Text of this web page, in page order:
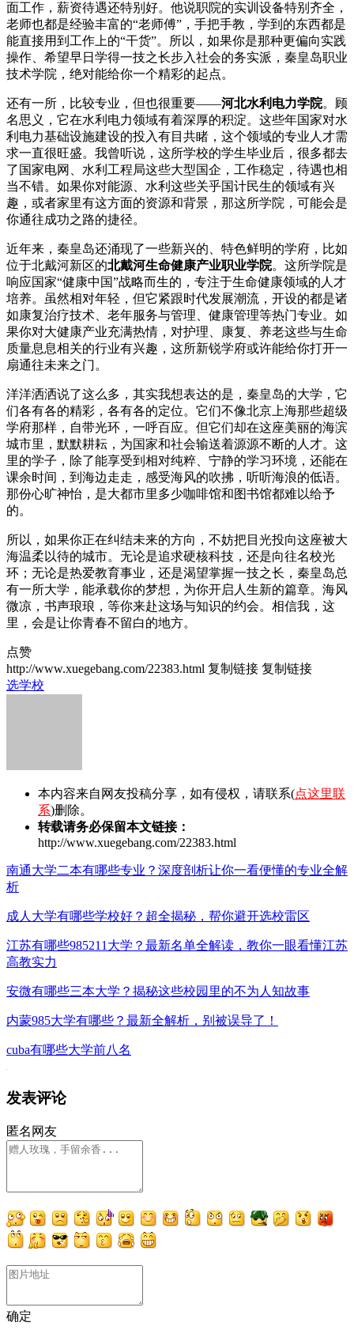
面工作，薪资待遇还特别好。他说职院的实训设备特别齐全，
老师也都是经验丰富的“老师傅”，手把手教，学到的东西都是
能直接用到工作上的“干货”。所以，如果你是那种更偏向实践
操作、希望早日学得一技之长步入社会的务实派，秦皇岛职业
技术学院，绝对能给你一个精彩的起点。
还有一所，比较专业，但也很重要——河北水利电力学院。顾
名思义，它在水利电力领域有着深厚的积淀。这些年国家对水
利电力基础设施建设的投入有目共睹，这个领域的专业人才需
求一直很旺盛。我曾听说，这所学校的学生毕业后，很多都去
了国家电网、水利工程局这些大型国企，工作稳定，待遇也相
当不错。如果你对能源、水利这些关乎国计民生的领域有兴
趣，或者家里有这方面的资源和背景，那这所学院，可能会是
你通往成功之路的捷径。
近年来，秦皇岛还涌现了一些新兴的、特色鲜明的学府，比如
位于北戴河新区的北戴河生命健康产业职业学院。这所学院是
响应国家“健康中国”战略而生的，专注于生命健康领域的人才
培养。虽然相对年轻，但它紧跟时代发展潮流，开设的都是诸
如康复治疗技术、老年服务与管理、健康管理等热门专业。如
果你对大健康产业充满热情，对护理、康复、养老这些与生命
质量息息相关的行业有兴趣，这所新锐学府或许能给你打开一
扇通往未来之门。
洋洋洒洒说了这么多，其实我想表达的是，秦皇岛的大学，它
们各有各的精彩，各有各的定位。它们不像北京上海那些超级
学府那样，自带光环，一呼百应。但它们却在这座美丽的海滨
城市里，默默耕耘，为国家和社会输送着源源不断的人才。这
里的学子，除了能享受到相对纯粹、宁静的学习环境，还能在
课余时间，到海边走走，感受海风的吹拂，听听海浪的低语。
那份心旷神怡，是大都市里多少咖啡馆和图书馆都难以给予
的。
所以，如果你正在纠结未来的方向，不妨把目光投向这座被大
海温柔以待的城市。无论是追求硬核科技，还是向往名校光
环；无论是热爱教育事业，还是渴望掌握一技之长，秦皇岛总
有一所大学，能承载你的梦想，为你开启人生新的篇章。海风
微凉，书声琅琅，等你来赴这场与知识的约会。相信我，这
里，会是让你青春不留白的地方。
点赞
http://www.xuegebang.com/22383.html 复制链接 复制链接
选学校
本内容来自网友投稿分享，如有侵权，请联系(点这里联
系)删除。
转载请务必保留本文链接：
http://www.xuegebang.com/22383.html
南通大学二本有哪些专业？深度剖析让你一看便懂的专业全解
析
成人大学有哪些学校好？超全揭秘，帮你避开选校雷区
江苏有哪些985211大学？最新名单全解读，教你一眼看懂江苏
高教实力
安微有哪些三本大学？揭秘这些校园里的不为人知故事
内蒙985大学有哪些？最新全解析，别被误导了！
cuba有哪些大学前八名
发表评论
匿名网友
确定